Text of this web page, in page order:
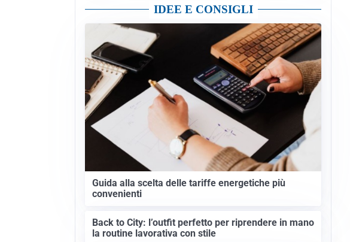
IDEE E CONSIGLI
Guida alla scelta delle tariffe energetiche più
convenienti
Back to City: l’outfit perfetto per riprendere in mano
la routine lavorativa con stile